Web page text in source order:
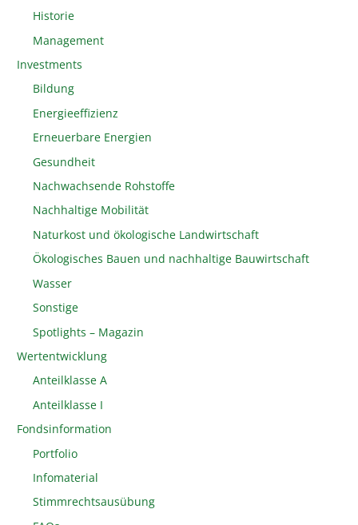
Historie
Management
Investments
Bildung
Energieeffizienz
Erneuerbare Energien
Gesundheit
Nachwachsende Rohstoffe
Nachhaltige Mobilität
Naturkost und ökologische Landwirtschaft
Ökologisches Bauen und nachhaltige Bauwirtschaft
Wasser
Sonstige
Spotlights – Magazin
Wertentwicklung
Anteilklasse A
Anteilklasse I
Fondsinformation
Portfolio
Infomaterial
Stimmrechtsausübung